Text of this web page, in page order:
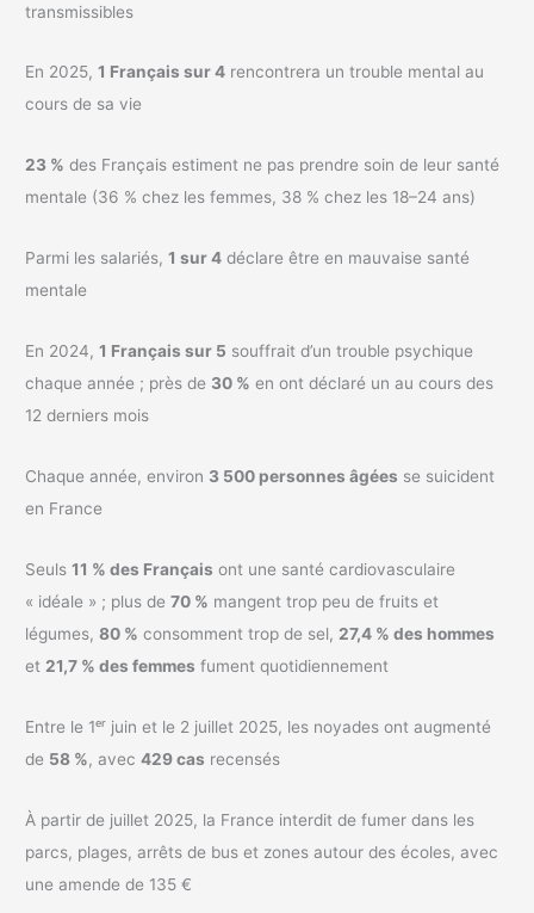
transmissibles
En 2025,1 Français sur 4 rencontrera un trouble mental au
cours de sa vie
23 % des Français estiment ne pas prendre soin de leur santé
mentale (36 % chez les femmes, 38 % chez les 18–24 ans)
Parmi les salariés,1 sur 4 déclare être en mauvaise santé
mentale
En 2024,1 Français sur 5 souffrait d’un trouble psychique
chaque année ; près de 30 % en ont déclaré un au cours des
12 derniers mois
Chaque année, environ 3 500 personnes âgées se suicident
en France
Seuls11 % des Français ont une santé cardiovasculaire
« idéale » ; plus de70 % mangent trop peu de fruits et
légumes,80 % consomment trop de sel, 27,4 % des hommes
et 21,7 % des femmes fument quotidiennement
Entre le 1ᵉʳ juin et le 2 juillet 2025, les noyades ont augmenté
de 58 %, avec429 cas recensés
À partir de juillet 2025, la France interdit de fumer dans les
parcs, plages, arrêts de bus et zones autour des écoles, avec
une amende de 135 €